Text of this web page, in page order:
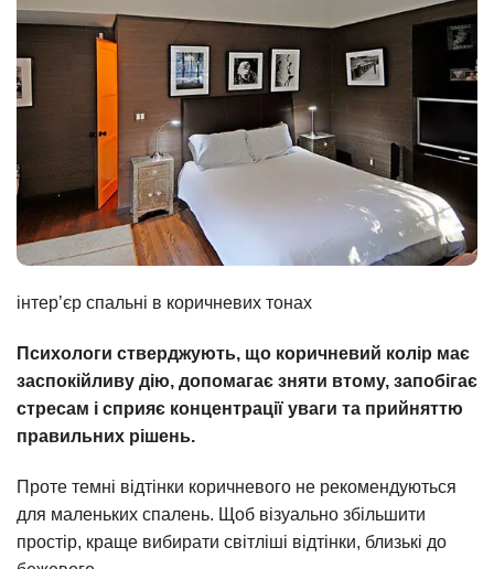
інтер’єр спальні в коричневих тонах
Психологи стверджують, що коричневий колір має
заспокійливу дію, допомагає зняти втому, запобігає
стресам і сприяє концентрації уваги та прийняттю
правильних рішень.
Проте темні відтінки коричневого не рекомендуються
для маленьких спалень. Щоб візуально збільшити
простір, краще вибирати світліші відтінки, близькі до